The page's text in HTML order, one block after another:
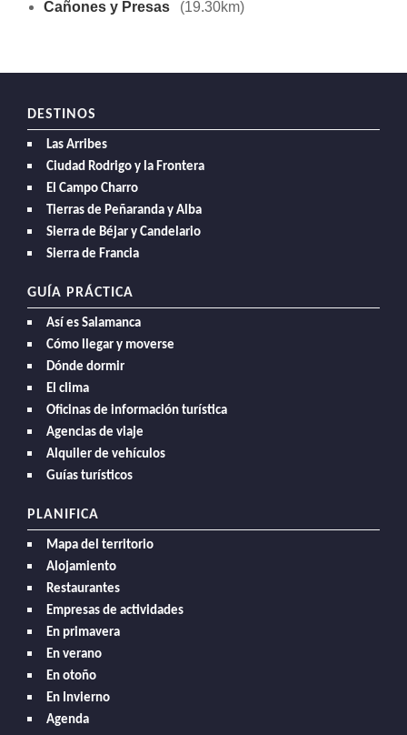
Cañones y Presas
(19.30km)
DESTINOS
Las Arribes
Ciudad Rodrigo y la Frontera
El Campo Charro
Tierras de Peñaranda y Alba
Sierra de Béjar y Candelario
Sierra de Francia
GUÍA PRÁCTICA
Así es Salamanca
Cómo llegar y moverse
Dónde dormir
El clima
Oficinas de información turística
Agencias de viaje
Alquiler de vehículos
Guías turísticos
PLANIFICA
Mapa del territorio
Alojamiento
Restaurantes
Empresas de actividades
En primavera
En verano
En otoño
En Invierno
Agenda